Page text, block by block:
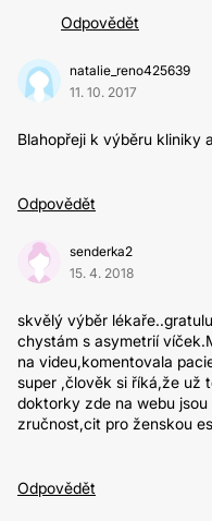
Odpovědět
natalie_reno425639
11. 10. 2017
Blahopřeji k výběru kliniky
Odpovědět
senderka2
15. 4. 2018
skvělý výběr
chystám s asymetrií
na videu,komentovala
super ,člověk si říká,že už
doktorky zde na webu
zručnost,cit pro ženskou
Odpovědět